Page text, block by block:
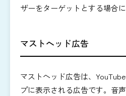
ザーをターゲットとする場合に
マストヘッド広告
マストヘッド広告は、
プに表示される広告です。音